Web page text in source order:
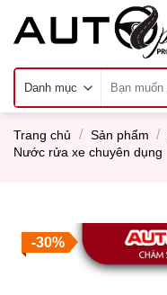
kiếm:
Trang chủ / Sản phẩm /
Nước rửa xe chuyên dụng
-30%